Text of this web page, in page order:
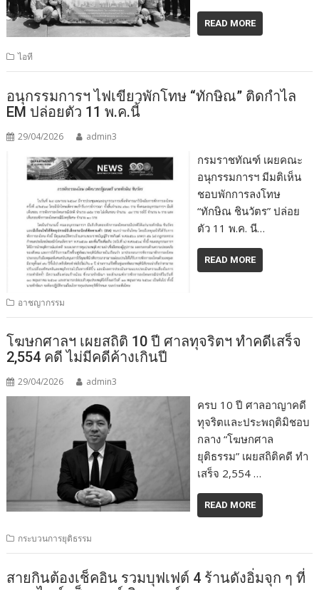
READ MORE
ไอที
อนุกรรมการฯ ไฟเขียวพักโทษ “ทักษิณ” ติดกำไล
EM ปล่อยตัว 11 พ.ค.นี้
29/04/2026 admin3
กรมราชทัณฑ์ เผยคณะ
อนุกรรมการฯ มีมติเห็น
ชอบพักการลงโทษ
“ทักษิณ ชินวัตร” ปล่อย
ตัว 11 พ.ค. นี…
READ MORE
อาชญากรรม
โฆษกศาลฯ เผยสถิติ 10 ปี ศาลทุจริตฯ ทำคดีเสร็จ
2,554 คดี ไม่มีคดีค้างเกินปี
29/04/2026 admin3
ครบ 10 ปี ศาลอาญาคดี
ทุจริตและประพฤติมิชอบ
กลาง “โฆษกศาล
ยุติธรรม” เผยสถิติคดี ทำ
เสร็จ 2,554 …
READ MORE
กระบวนการยุติธรรม
สายกินต้องเช็คอิน รวมบุฟเฟต์ 4 ร้านดังอิ่มจุก ๆ ที่